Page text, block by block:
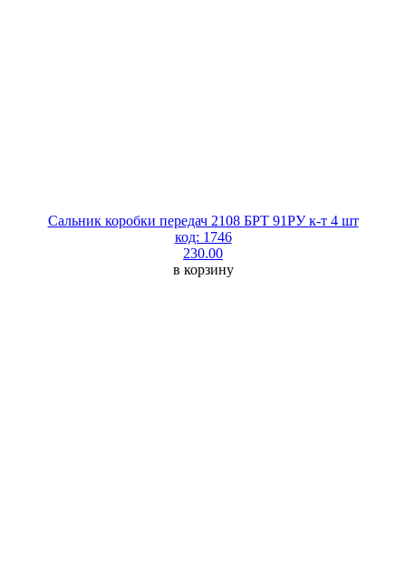
Сальник коробки передач 2108 БРТ 91РУ к-т 4 шт
код: 1746
230.00
в корзину